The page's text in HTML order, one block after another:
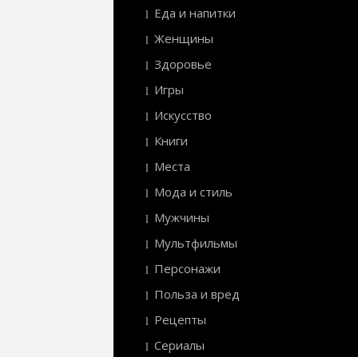
Еда и напитки
Женщины
Здоровье
Игры
Искусство
Книги
Места
Мода и стиль
Мужчины
Мультфильмы
Персонажи
Польза и вред
Рецепты
Сериалы